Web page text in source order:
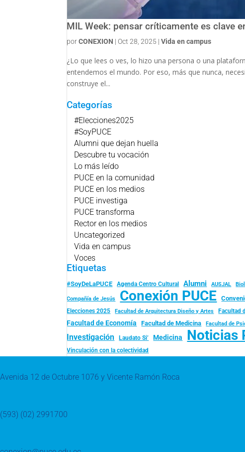
MIL Week: pensar críticamente es clave
porCONEXION | Oct 28, 2025 |Vida en campus
¿Lo que lees o ves, lo hizo una persona o una
entendemos el mundo. Por eso, más que nunca,
construye el...
Categorías
#Elecciones2025
#SoyPUCE
Alumni que dejan huella
Descubre tu vocación
Lo más leído
PUCE en la comunidad
PUCE en los medios
PUCE investiga
PUCE transforma
Rector en los medios
Uncategorized
Vida en campus
Voces
Etiquetas
#SoyDeLaPUCE Agenda Centro Cultural Alumni AUSJAL
Compañía de Jesús Conexión PUCE
Elecciones 2025
Facultad de Arquitectura Diseño y Artes Facultad
Facultad de Economía Facultad de Medicina Facultad de
Investigación Laudato Si’ Medicina Noticias
Vinculación con la colectividad
Avenida 12 de Octubre 1076 y Vicente Ramón Roca
(593) (02) 2991700